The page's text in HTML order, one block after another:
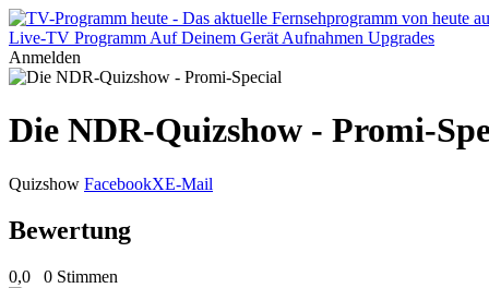
Live-TV Programm Auf Deinem Gerät Aufnahmen Upgrades
Anmelden
Die NDR-Quizshow - Promi-
Quizshow FacebookXE-Mail
Bewertung
0,0 0 Stimmen